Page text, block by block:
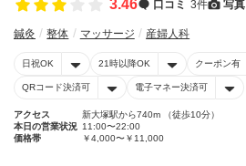
3.46 口コミ 3件 写真
鍼灸 整体 マッサージ 産婦人科
日祝OK 21時以降OK クーポン有
QRコード決済可 電子マネー決済可
アクセス
新大塚駅から740m （徒歩10分）
本日の営業状況 11:00〜22:00
価格帯
￥4,000〜￥11,000